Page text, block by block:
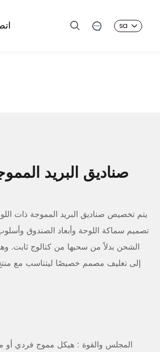
sa
صناديق البريد
يتم تخصيص صناديق البريد المموجة ذات
تصميم سماكة اللوحة وأبعاد الصندوق
الشحن بدلاً من سحبها من كتالوج ثابت.
إلى تغليف مصمم خصيصًا ليتناسب مع منتج
المجلس والقوة : هيكل مموج فردي أو